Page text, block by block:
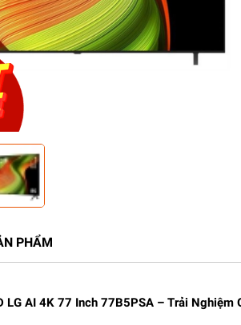
PHẨM
LG AI 4K 77 Inch 77B5PSA – Trải Nghiệm